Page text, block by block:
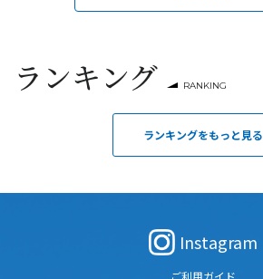
ランキング RANKING
ランキングをもっと見る
Instagram